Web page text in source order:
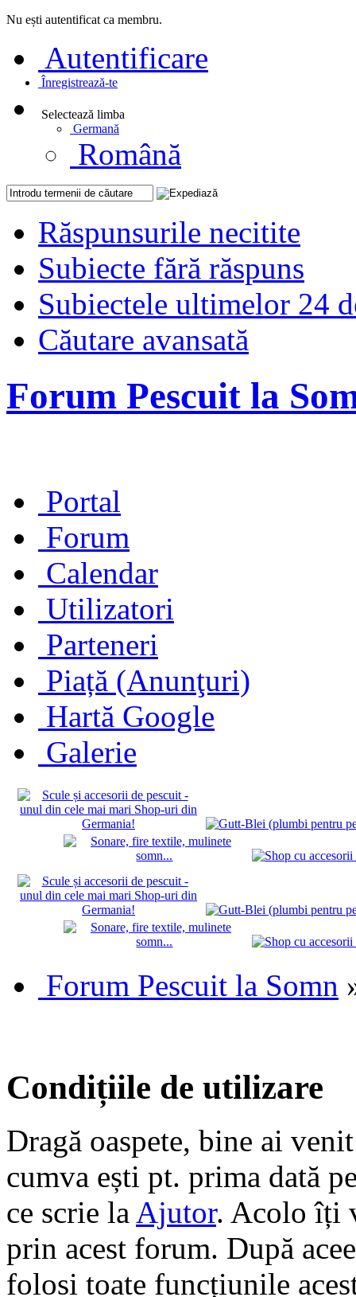
Nu ești autentificat ca membru.
Autentificare
Înregistrează-te
Selectează limba
Germană
Română
Răspunsurile necitite
Subiecte fără răspuns
Subiectele ultimelor 24
Căutare avansată
Forum Pescuit la
Portal
Forum
Calendar
Utilizatori
Parteneri
Piață (Anunţuri)
Hartă Google
Galerie
Forum Pescuit la Somn
Condițiile de utilizare
Dragă oaspete, bine ai
cumva ești pt. prima dată
ce scrie la Ajutor. Acolo îți
prin acest forum. După
folosi toate funcțiunile